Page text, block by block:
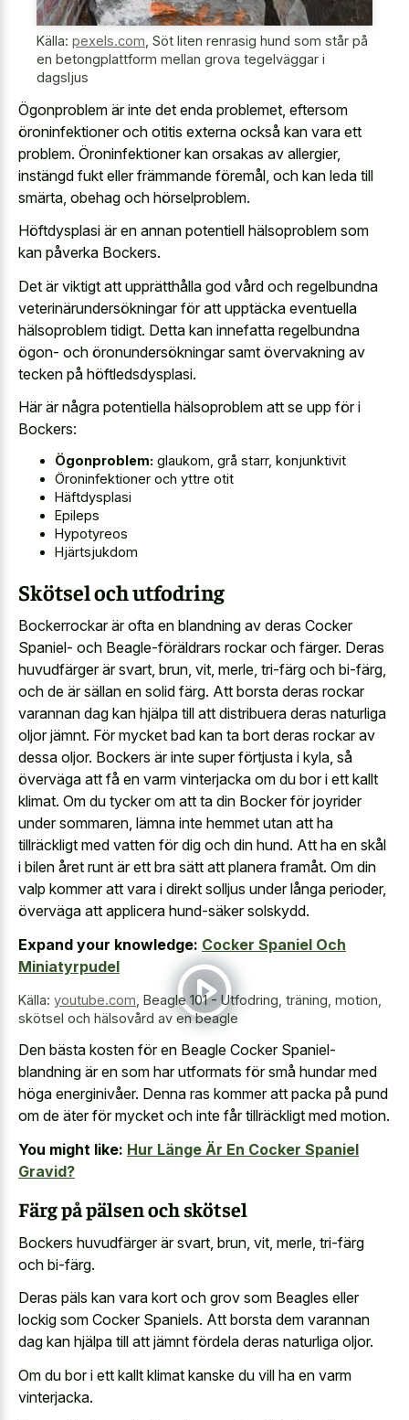
Källa: pexels.com Söt liten renrasig hund som står på
en betongplattform mellan grova tegelväggar i
dagsljus
Ögonproblem är inte det enda problemet, eftersom
öroninfektioner och otitis externa också kan vara ett
problem. Öroninfektioner kan orsakas av allergier,
instängd fukt eller främmande föremål, och kan leda till
smärta, obehag och hörselproblem.
Höftdysplasi är en annan potentiell hälsoproblem som
kan påverka Bockers.
Det är viktigt att upprätthålla god vård och regelbundna
veterinärundersökningar för att upptäcka eventuella
hälsoproblem tidigt. Detta kan innefatta regelbundna
ögon- och öronundersökningar samt övervakning av
tecken på höftledsdysplasi.
Här är några potentiella hälsoproblem att se upp för i
Bockers:
Ögonproblem: glaukom, grå starr, konjunktivit
Öroninfektioner och yttre otit
Häftdysplasi
Epileps
Hypotyreos
Hjärtsjukdom
Skötsel och utfodring
Bockerrockar är ofta en blandning av deras Cocker
Spaniel- och Beagle-föräldrars rockar och färger. Deras
huvudfärger är svart, brun, vit, merle, tri-färg och bi-färg,
och de är sällan en solid färg. Att borsta deras rockar
varannan dag kan hjälpa till att distribuera deras naturliga
oljor jämnt. För mycket bad kan ta bort deras rockar av
dessa oljor. Bockers är inte super förtjusta i kyla, så
överväga att få en varm vinterjacka om du bor i ett kallt
klimat. Om du tycker om att ta din Bocker för joyrider
under sommaren, lämna inte hemmet utan att ha
tillräckligt med vatten för dig och din hund. Att ha en skål
i bilen året runt är ett bra sätt att planera framåt. Om din
valp kommer att vara i direkt solljus under långa perioder,
överväga att applicera hund-säker solskydd.
Expand your knowledge: Cocker Spaniel Och
Miniatyrpudel
Källa: youtube.com Beagle 101 - Utfodring, träning, motion,
skötsel och hälsovård av en beagle
Den bästa kosten för en Beagle Cocker Spaniel-
blandning är en som har utformats för små hundar med
höga energinivåer. Denna ras kommer att packa på pund
om de äter för mycket och inte får tillräckligt med motion.
You might like: Hur Länge Är En Cocker Spaniel
Gravid?
Färg på pälsen och skötsel
Bockers huvudfärger är svart, brun, vit, merle, tri-färg
och bi-färg.
Deras päls kan vara kort och grov som Beagles eller
lockig som Cocker Spaniels. Att borsta dem varannan
dag kan hjälpa till att jämnt fördela deras naturliga oljor.
Om du bor i ett kallt klimat kanske du vill ha en varm
vinterjacka.